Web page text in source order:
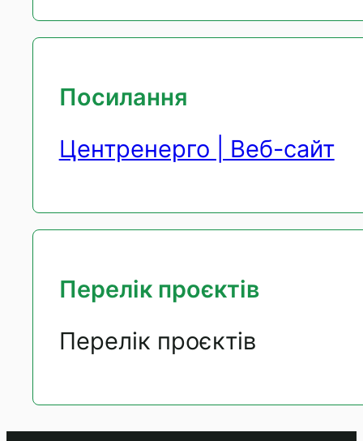
Посилання
Центренерго | Веб-сайт
Перелік проєктів
Перелік проєктів